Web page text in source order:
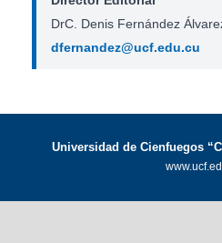
DrC. Denis Fernández
dfernandez@ucf.edu.cu
Universidad de Cienfuegos